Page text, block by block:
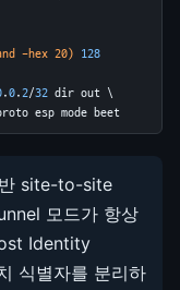
-hex 20) 128
.0.2/32 dir out \
esp mode beet
site-to-site
모드가 항상
Identity
식별자를 분리하